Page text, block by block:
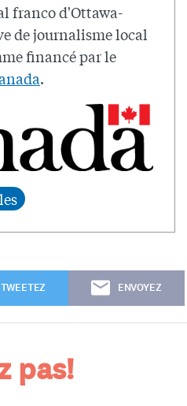
franco d'Ottawa-
de journalisme local
financé par le
.
TWEETEZ ENVOYEZ
pas!